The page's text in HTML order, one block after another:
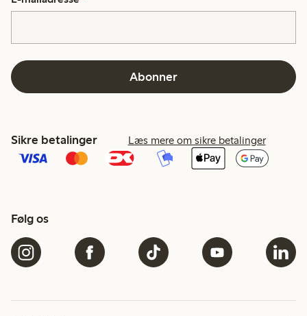
Abonner
Sikre betalinger Læs mere om sikre betalinger
Følg os